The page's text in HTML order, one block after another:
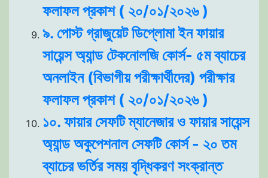
ফলাফল প্রকাশ ( ২০/০১/২০২৬ )
৯. পোস্ট গ্রাজুয়েট ডিপ্লোমা ইন ফায়ার
সায়েন্স অ্যান্ড টেকনোলজি কোর্স- ৫ম ব্যাচের
অনলাইন (বিভাগীয় পরীক্ষার্থীদের) পরীক্ষার
ফলাফল প্রকাশ ( ২০/০১/২০২৬ )
১০. ফায়ার সেফটি ম্যানেজার ও ফায়ার সায়েন্স
অ্যান্ড অকুপেশনাল সেফটি কোর্স - ২০ তম
ব্যাচের ভর্তির সময় বৃদ্ধিকরণ সংক্রান্ত